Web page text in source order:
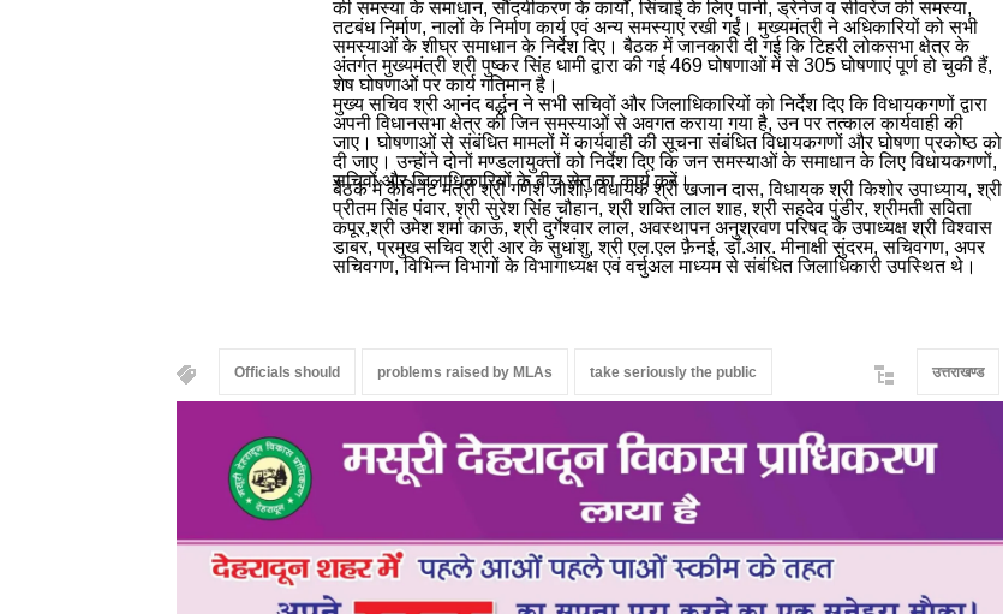
की समस्या के समाधान, सौंदर्यीकरण के कार्यों, सिंचाई के लिए पानी, ड्रेनेज व सीवरेज की समस्या,
तटबंध निर्माण, नालों के निर्माण कार्य एवं अन्य समस्याएं रखी गईं। मुख्यमंत्री ने अधिकारियों को सभी
समस्याओं के शीघ्र समाधान के निर्देश दिए। बैठक में जानकारी दी गई कि टिहरी लोकसभा क्षेत्र के
अंतर्गत मुख्यमंत्री श्री पुष्कर सिंह धामी द्वारा की गई 469 घोषणाओं में से 305 घोषणाएं पूर्ण हो चुकी हैं,
शेष घोषणाओं पर कार्य गतिमान है।
मुख्य सचिव श्री आनंद बर्द्धन ने सभी सचिवों और जिलाधिकारियों को निर्देश दिए कि विधायकगणों द्वारा
अपनी विधानसभा क्षेत्र की जिन समस्याओं से अवगत कराया गया है, उन पर तत्काल कार्यवाही की
जाए। घोषणाओं से संबंधित मामलों में कार्यवाही की सूचना संबंधित विधायकगणों और घोषणा प्रकोष्ठ को
दी जाए। उन्होंने दोनों मण्डलायुक्तों को निर्देश दिए कि जन समस्याओं के समाधान के लिए विधायकगणों,
सचिवों और जिलाधिकारियों के बीच सेतु का कार्य करें।
बैठक में कैबिनेट मंत्री श्री गणेश जोशी, विधायक श्री खजान दास, विधायक श्री किशोर उपाध्याय, श्री
प्रीतम सिंह पंवार, श्री सुरेश सिंह चौहान, श्री शक्ति लाल शाह, श्री सहदेव पुंडीर, श्रीमती सविता
कपूर,श्री उमेश शर्मा काऊ, श्री दुर्गेश्वार लाल, अवस्थापन अनुश्रवण परिषद के उपाध्यक्ष श्री विश्वास
डाबर, प्रमुख सचिव श्री आर के सुधांशु, श्री एल.एल फ़ैनई, डॉ.आर. मीनाक्षी सुंदरम, सचिवगण, अपर
सचिवगण, विभिन्न विभागों के विभागाध्यक्ष एवं वर्चुअल माध्यम से संबंधित जिलाधिकारी उपस्थित थे।
Officials should problems raised by MLAs take seriously the public उत्तराखण्ड